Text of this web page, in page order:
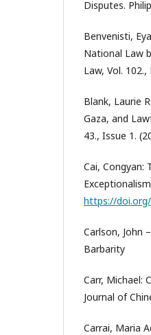
Disputes.
Benvenisti,
National Law
Law, Vol. 102.,
Blank, Laurie
Gaza, and
43., Issue 1.
Cai, Congyan:
https://doi.org/
Carlson, John
Barbarity
Carr, Michael:
Journal of
Carrai, Maria